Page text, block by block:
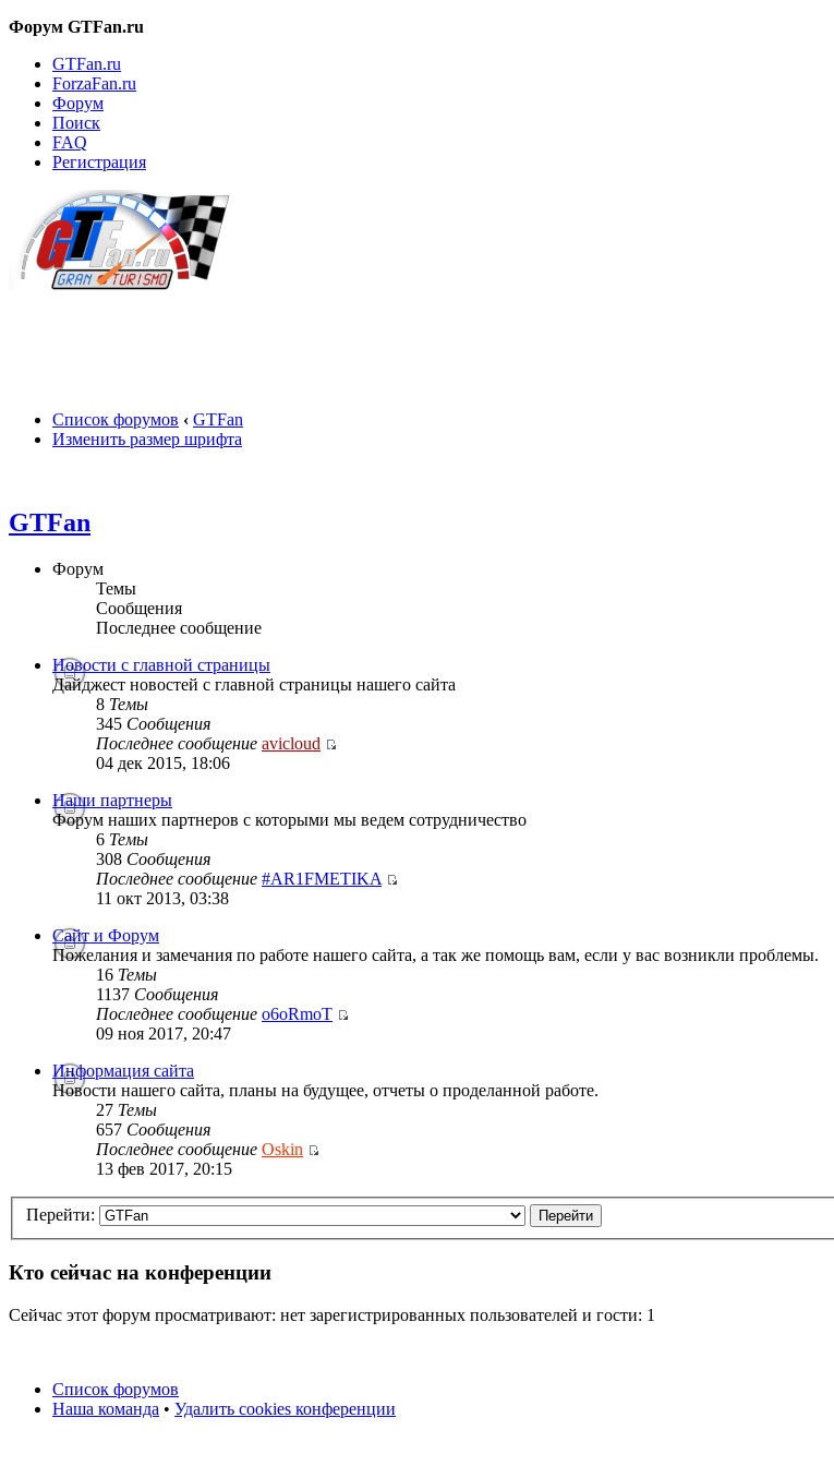
Форум GTFan.ru
GTFan.ru
ForzaFan.ru
Форум
Поиск
FAQ
Регистрация
Список форумов ‹ GTFan
Изменить размер шрифта
GTFan
Форум
Темы
Сообщения
Последнее сообщение
Новости с главной страницы
Дайджест новостей с главной страницы нашего сайта
8 Темы
345 Сообщения
Последнее сообщение avicloud
04 дек 2015, 18:06
Наши партнеры
Форум наших партнеров с которыми мы ведем сотрудничество
6 Темы
308 Сообщения
Последнее сообщение #AR1FMETIKA
11 окт 2013, 03:38
Сайт и Форум
Пожелания и замечания по работе нашего сайта, а так же помощь вам, если у вас возникли проблемы.
16 Темы
1137 Сообщения
Последнее сообщение o6oRmoT
09 ноя 2017, 20:47
Информация сайта
Новости нашего сайта, планы на будущее, отчеты о проделанной работе.
27 Темы
657 Сообщения
Последнее сообщение Oskin
13 фев 2017, 20:15
Перейти:
Кто сейчас на конференции
Сейчас этот форум просматривают: нет зарегистрированных пользователей и гости: 1
Список форумов
Наша команда • Удалить cookies конференции